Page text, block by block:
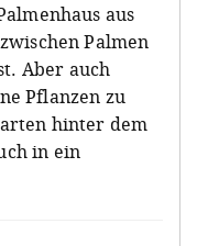
aus
Palmen
Aber auch
Pflanzen zu
hinter dem
in ein